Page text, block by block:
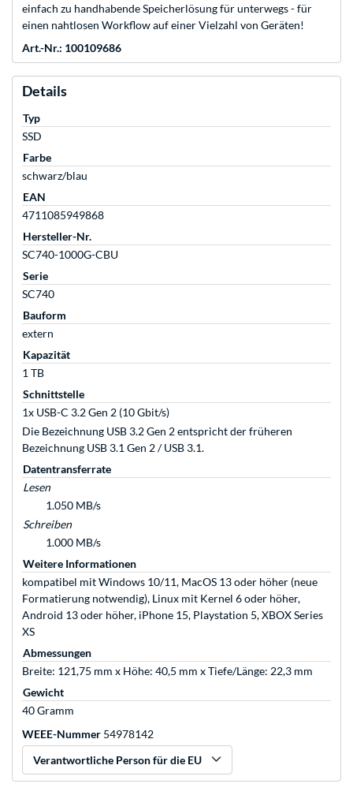
einfach zu handhabende Speicherlösung für unterwegs - für
einen nahtlosen Workflow auf einer Vielzahl von Geräten!
Art.-Nr.: 100109686
Details
Typ
SSD
Farbe
schwarz/blau
EAN
4711085949868
Hersteller-Nr.
SC740-1000G-CBU
Serie
SC740
Bauform
extern
Kapazität
1 TB
Schnittstelle
1x USB-C 3.2 Gen 2 (10 Gbit/s)
Die Bezeichnung USB 3.2 Gen 2 entspricht der früheren
Bezeichnung USB 3.1 Gen 2 / USB 3.1.
Datentransferrate
Lesen
1.050 MB/s
Schreiben
1.000 MB/s
Weitere Informationen
kompatibel mit Windows 10/11, MacOS 13 oder höher (neue
Formatierung notwendig), Linux mit Kernel 6 oder höher,
Android 13 oder höher, iPhone 15, Playstation 5, XBOX Series
XS
Abmessungen
Breite: 121,75 mm x Höhe: 40,5 mm x Tiefe/Länge: 22,3 mm
Gewicht
40 Gramm
WEEE-Nummer 54978142
Verantwortliche Person für die EU